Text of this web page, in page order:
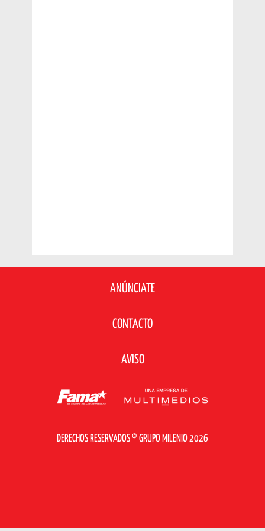
ANÚNCIATE
CONTACTO
AVISO
DERECHOS RESERVADOS © GRUPO MILENIO 2026